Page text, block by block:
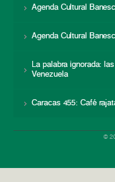
Agenda Cultural
Agenda Cultural
La palabra ignorada:
Venezuela
Caracas 455: Café
©